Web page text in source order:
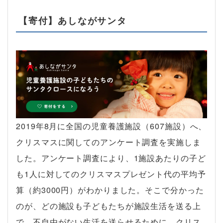
【寄付】あしながサンタ
2019年8月に全国の児童養護施設（607施設）へ、
クリスマスに関してのアンケート調査を実施しま
した。アンケート調査により、1施設あたりの子ど
も1人に対してのクリスマスプレゼント代の平均予
算（約3000円）がわかりました。そこで分かった
のが、どの施設も子どもたちが施設生活を送る上